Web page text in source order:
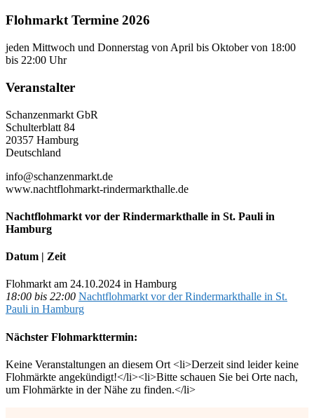
Flohmarkt Termine 2026
jeden Mittwoch und Donnerstag von April bis Oktober von 18:00
bis 22:00 Uhr
Veranstalter
Schanzenmarkt GbR
Schulterblatt 84
20357 Hamburg
Deutschland
info@schanzenmarkt.de
www.nachtflohmarkt-rindermarkthalle.de
Nachtflohmarkt vor der Rindermarkthalle in St. Pauli in
Hamburg
Datum | Zeit
Flohmarkt am 24.10.2024 in Hamburg
18:00 bis 22:00 Nachtflohmarkt vor der Rindermarkthalle in St.
Pauli in Hamburg
Nächster Flohmarkttermin:
Keine Veranstaltungen an diesem Ort <li>Derzeit sind leider keine
Flohmärkte angekündigt!</li><li>Bitte schauen Sie bei Orte nach,
um Flohmärkte in der Nähe zu finden.</li>